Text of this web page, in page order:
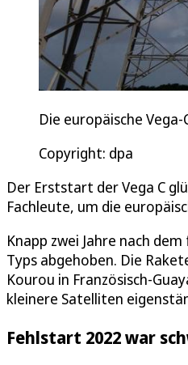
Die europäische
Copyright: dpa
Der Erststart der Vega C
Fachleute, um die
Knapp zwei Jahre nach
Typs abgehoben. Die
Kourou in Französisch-
kleinere Satelliten
Fehlstart 2022 war